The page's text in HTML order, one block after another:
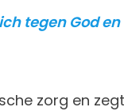
tegen God en
zorg en